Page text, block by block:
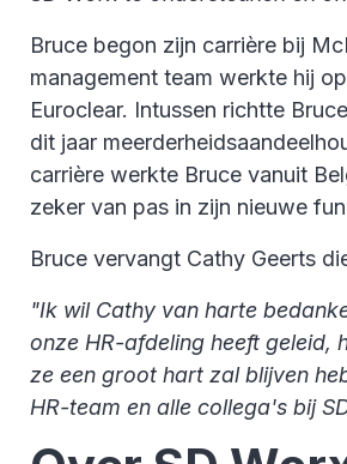
Bruce begon zijn carrière bij
management team werkte hij
Euroclear. Intussen richtte
dit jaar
carrière werkte Bruce vanuit
zeker van pas in zijn nieuwe
Bruce vervangt Cathy Geerts
"Ik wil Cathy van harte
onze HR-afdeling heeft geleid,
ze een groot hart zal blijven
HR-team en alle collega's bij